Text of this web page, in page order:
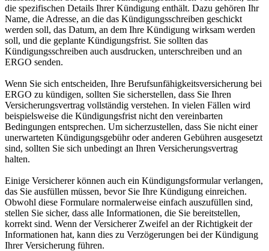
die spezifischen Details Ihrer Kündigung enthält. Dazu gehören Ihr
Name, die Adresse, an die das Kündigungsschreiben geschickt
werden soll, das Datum, an dem Ihre Kündigung wirksam werden
soll, und die geplante Kündigungsfrist. Sie sollten das
Kündigungsschreiben auch ausdrucken, unterschreiben und an
ERGO senden.
Wenn Sie sich entscheiden, Ihre Berufsunfähigkeitsversicherung bei
ERGO zu kündigen, sollten Sie sicherstellen, dass Sie Ihren
Versicherungsvertrag vollständig verstehen. In vielen Fällen wird
beispielsweise die Kündigungsfrist nicht den vereinbarten
Bedingungen entsprechen. Um sicherzustellen, dass Sie nicht einer
unerwarteten Kündigungsgebühr oder anderen Gebühren ausgesetzt
sind, sollten Sie sich unbedingt an Ihren Versicherungsvertrag
halten.
Einige Versicherer können auch ein Kündigungsformular verlangen,
das Sie ausfüllen müssen, bevor Sie Ihre Kündigung einreichen.
Obwohl diese Formulare normalerweise einfach auszufüllen sind,
stellen Sie sicher, dass alle Informationen, die Sie bereitstellen,
korrekt sind. Wenn der Versicherer Zweifel an der Richtigkeit der
Informationen hat, kann dies zu Verzögerungen bei der Kündigung
Ihrer Versicherung führen.